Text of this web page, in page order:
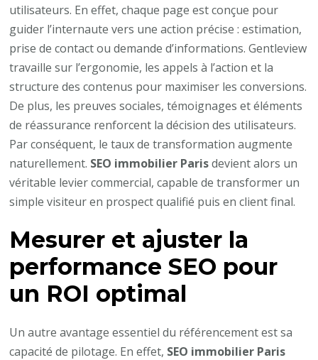
utilisateurs. En effet, chaque page est conçue pour
guider l’internaute vers une action précise : estimation,
prise de contact ou demande d’informations. Gentleview
travaille sur l’ergonomie, les appels à l’action et la
structure des contenus pour maximiser les conversions.
De plus, les preuves sociales, témoignages et éléments
de réassurance renforcent la décision des utilisateurs.
Par conséquent, le taux de transformation augmente
naturellement. SEO immobilier Parisdevient alors un
véritable levier commercial, capable de transformer un
simple visiteur en prospect qualifié puis en client final.
Mesurer et ajuster la
performance SEO pour
un ROI optimal
Un autre avantage essentiel du référencement est sa
capacité de pilotage. En effet, SEO immobilier Paris